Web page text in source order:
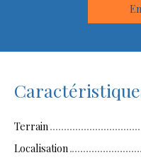
Terrain
Localisation